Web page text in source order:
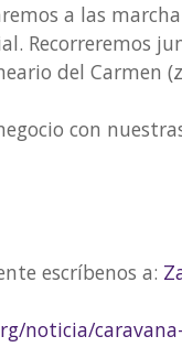
os a las
Recorreremos
del Carmen
con
escríbenos a:
noticia/